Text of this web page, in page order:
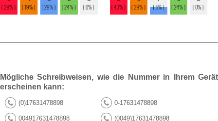
Mögliche Schreibweisen, wie die Nummer in Ihrem Gerät
erscheinen kann:
(0)17631478898 0-17631478898
004917631478898 (0049)17631478898